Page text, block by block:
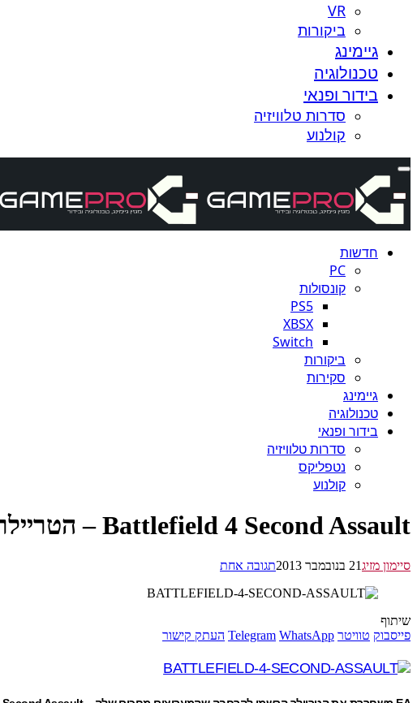
VR
ביקורות
גיימינג
טכנולוגיה
בידור ופנאי
סדרות טלוויזיה
קולנוע
חדשות
PC
קונסולות
PS5
XBSX
Switch
ביקורות
סקירות
גיימינג
טכנולוגיה
בידור ופנאי
סדרות טלוויזיה
נטפליקס
קולנוע
Battlefield 4 Second Assault – הטריילר הרשמי
סיימון מזיג21 בנובמבר 2013 תגובה אחת
שיתוף
פייסבוק טוויטר Telegram WhatsApp העתק קישור